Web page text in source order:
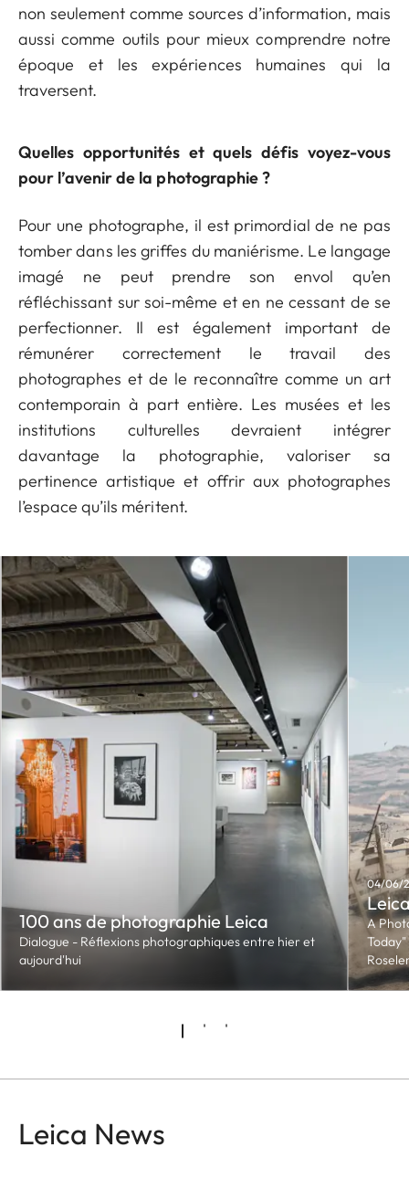
non seulement comme sources d’information, mais
aussi comme outils pour mieux comprendre notre
époque et les expériences humaines qui la
traversent.
Quelles opportunités et quels défis voyez-vous
pour l’avenir de la photographie ?
Pour une photographe, il est primordial de ne pas
tomber dans les griffes du maniérisme. Le langage
imagé ne peut prendre son envol qu’en
réfléchissant sur soi-même et en ne cessant de se
perfectionner. Il est également important de
rémunérer correctement le travail des
photographes et de le reconnaître comme un art
contemporain à part entière. Les musées et les
institutions culturelles devraient intégrer
davantage la photographie, valoriser sa
pertinence artistique et offrir aux photographes
l’espace qu’ils méritent.
100 ans de photographie Leica
Dialogue - Réflexions photographiques entre hier et
aujourd'hui
04/06/
A
Leica News